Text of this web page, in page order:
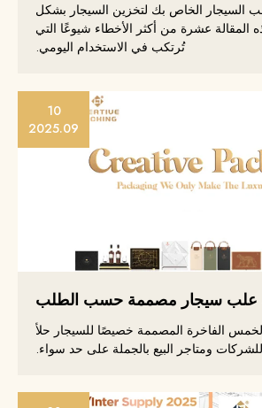
الخاص بك لتخزين السيجار بشكل
عشرة من أكثر الأخطاء شيوعًا التي
تُرتكب في الاستخدام اليومي.
10
2025.09
الفاخرة المصممة خصيصًا للسيجار حلاً
ومتاجر البيع بالجملة على حد سواء.